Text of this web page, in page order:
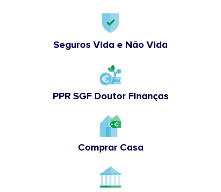
Seguros Vida e Não Vida
PPR SGF Doutor Finanças
Comprar Casa